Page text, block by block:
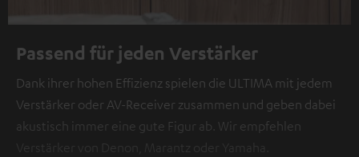
Passend für jeden Verstärker
Dank ihrer hohen Effizienz spielen die ULTIMA mit jedem
Verstärker oder AV-Receiver zusammen und geben dabei
akustisch immer eine gute Figur ab. Wir empfehlen
Verstärker von Denon, Marantz oder Yamaha.